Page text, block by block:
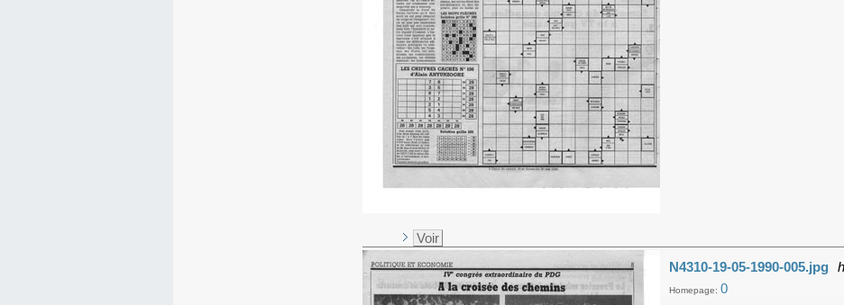
Voir
N4310-19-05-1990-005.jpg
Homepage: 0